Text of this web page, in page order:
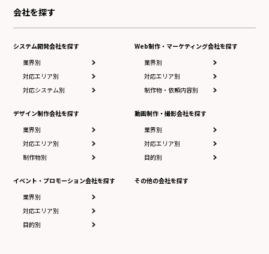
会社を探す
システム開発会社を探す
業界別
対応エリア別
対応システム別
デザイン制作会社を探す
業界別
対応エリア別
制作物別
イベント・プロモーション会社を探す
業界別
対応エリア別
目的別
Web制作・マーケティング会社を探す
業界別
対応エリア別
制作物・依頼内容別
動画制作・撮影会社を探す
業界別
対応エリア別
目的別
その他の会社を探す